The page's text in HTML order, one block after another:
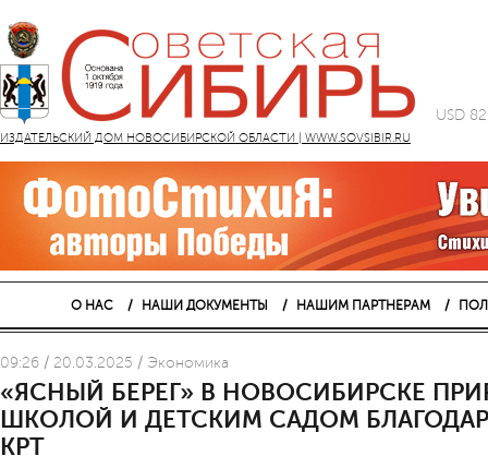
ИЗДАТЕЛЬСКИЙ ДОМ НОВОСИБИРСКОЙ ОБЛАСТИ | WWW.SOVSIBIR.RU
USD
О НАС НАШИ ДОКУМЕНТЫ НАШИМ ПАРТНЕРАМ
09:26 / 20.03.2025 / Экономика
«ЯСНЫЙ БЕРЕГ» В НОВОСИБИРСКЕ
ШКОЛОЙ И ДЕТСКИМ САДОМ
КРТ